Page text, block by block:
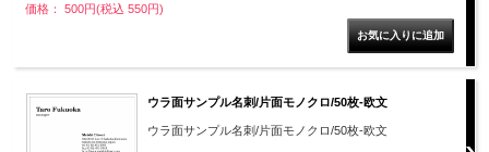
価格： 500円(税込 550円)
ウラ面サンプル名刺/片面モノクロ/50枚-欧文
ウラ面サンプル名刺/片面モノクロ/50枚-欧文